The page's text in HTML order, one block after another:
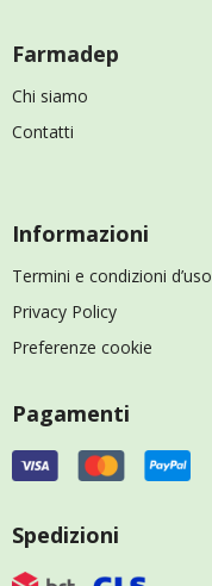
Farmadep
Chi siamo
Contatti
Informazioni
Termini e condizioni d’uso
Privacy Policy
Preferenze cookie
Pagamenti
Spedizioni